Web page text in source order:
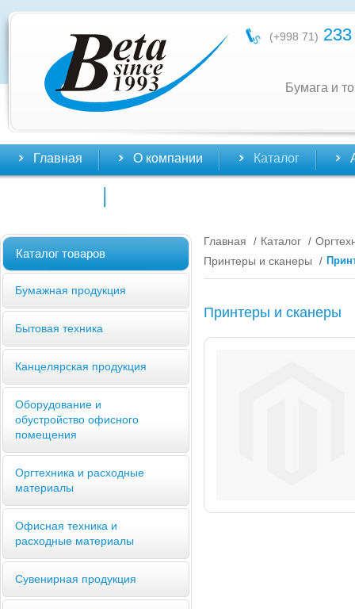
(+998 71)
Бумага и
Главная О компании Каталог
Каталог товаров
Бумажная продукция
Бытовая техника
Канцелярская продукция
Оборудование и
обустройство офисного
помещения
Оргтехника и расходные
материалы
Офисная техника и
расходные материалы
Сувенирная продукция
Главная / Каталог /
Принтеры и сканеры
/
Принтеры и сканеры